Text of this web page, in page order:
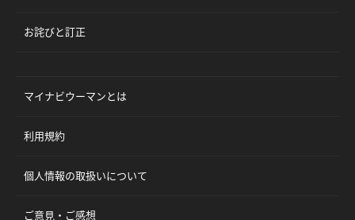
お詫びと訂正
マイナビウーマンとは
利用規約
個人情報の取扱いについて
ご意見・ご感想